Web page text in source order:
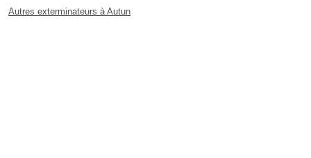
Autres exterminateurs à Autun